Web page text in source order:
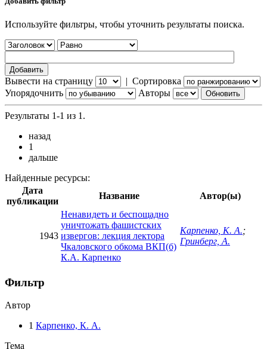
Используйте фильтры, чтобы уточнить результаты поиска.
Вывести на страницу | Сортировка
Упорядочнить
Авторы
Результаты 1-1 из 1.
назад
1
дальше
Найденные ресурсы:
Дата
публикации
Название Автор(ы)
1943
Ненавидеть и беспощадно
уничтожать фашистских
извергов: лекция лектора
Чкаловского обкома ВКП(б)
К.А. Карпенко
Карпенко, К. А.;
Гринберг, А.
Фильтр
Автор
1 Карпенко, К. А.
Тема